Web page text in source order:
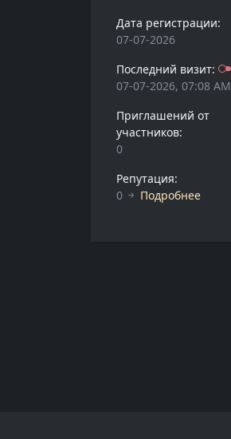
Дата регистрации:
07-07-2026
Последний визит:
07-07-2026, 07:08 AM
Приглашений от
участников:
0
Репутация:
0
Подробнее